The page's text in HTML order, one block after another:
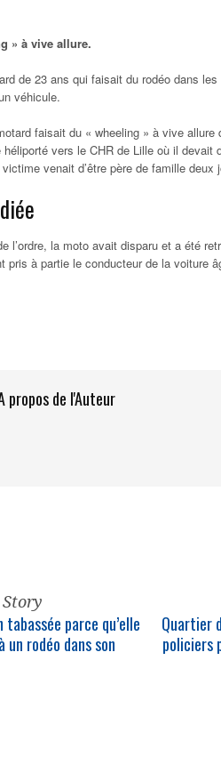
» à vive allure.
de 23 ans qui faisait du rodéo dans
véhicule.
faisait du « wheeling » à vive allure
vers le CHR de Lille où il devait
venait d’être père de famille deux
l’ordre, la moto avait disparu et a été
pris à partie le conducteur de la voiture
propos de l'Auteur
tabassée parce qu’elle
un rodéo dans son
Quartier
policiers